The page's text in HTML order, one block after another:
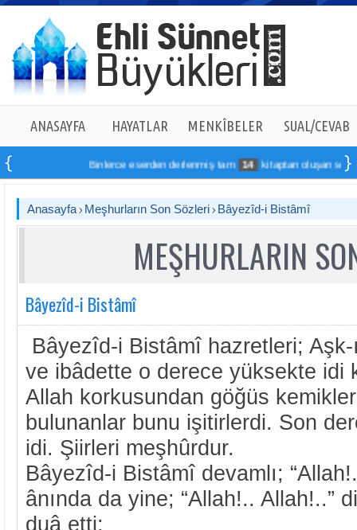
ANASAYFA HAYATLAR MENKÎBELER SUAL/CEVAB
Binlerce eserden derlenmiş tam 14 kitaptan oluşan seti
Anasayfa Meşhurların Son Sözleri Bâyezîd-i Bistâmî
MEŞHURLARIN
Bâyezîd-i Bistâmî
Bâyezîd-i Bistâmî hazretleri;
ve ibâdette o derece yüksekte idi
Allah korkusundan göğüs
bulunanlar bunu işitirlerdi. Son
idi. Şiirleri meşhûrdur.
Bâyezîd-i Bistâmî devamlı;
ânında da yine; “Allah!.. Allah!..”
duâ etti: